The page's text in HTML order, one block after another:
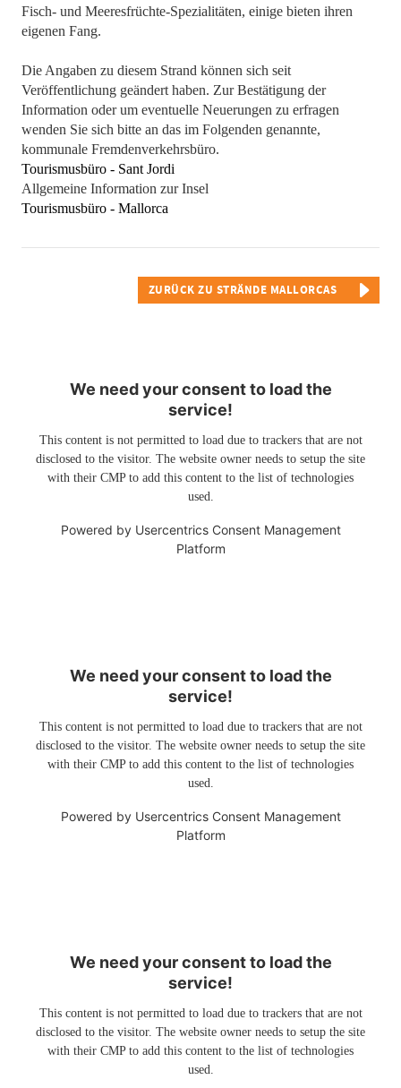
Fisch- und Meeresfrüchte-Spezialitäten, einige bieten ihren
eigenen Fang.
Die Angaben zu diesem Strand können sich seit
Veröffentlichung geändert haben. Zur Bestätigung der
Information oder um eventuelle Neuerungen zu erfragen
wenden Sie sich bitte an das im Folgenden genannte,
kommunale Fremdenverkehrsbüro.
Tourismusbüro - Sant Jordi
Allgemeine Information zur Insel
Tourismusbüro - Mallorca
ZURÜCK ZU STRÄNDE MALLORCAS
We need your consent to load the
service!
This content is not permitted to load due to trackers that are not
disclosed to the visitor. The website owner needs to setup the site
with their CMP to add this content to the list of technologies
used.
Powered by Usercentrics Consent Management
Platform
We need your consent to load the
service!
This content is not permitted to load due to trackers that are not
disclosed to the visitor. The website owner needs to setup the site
with their CMP to add this content to the list of technologies
used.
Powered by Usercentrics Consent Management
Platform
We need your consent to load the
service!
This content is not permitted to load due to trackers that are not
disclosed to the visitor. The website owner needs to setup the site
with their CMP to add this content to the list of technologies
used.